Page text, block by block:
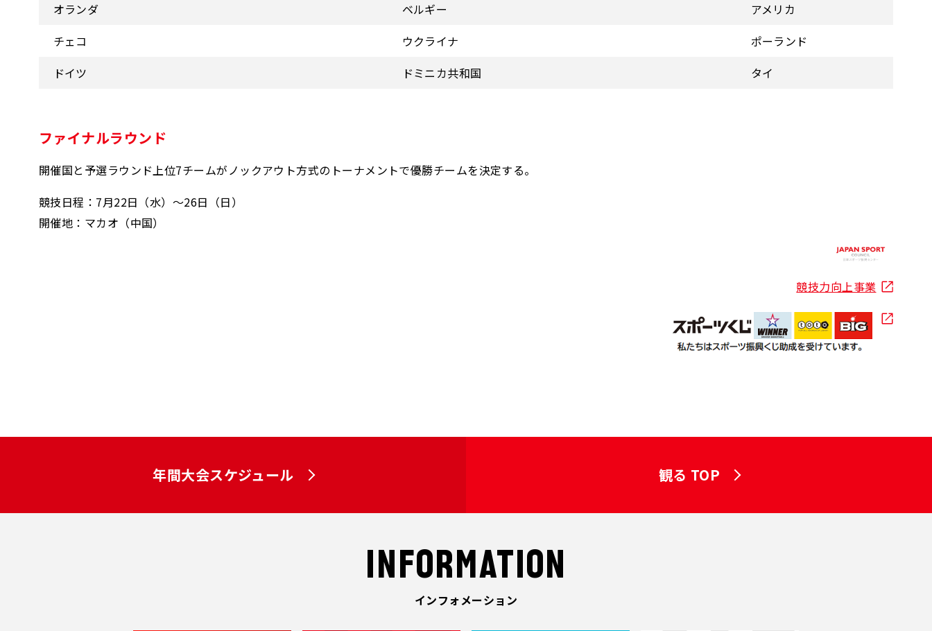
オランダ
ベルギー
アメリカ
チェコ
ウクライナ
ポーランド
ドイツ
ドミニカ共和国 タイ
ファイナルラウンド
開催国と予選ラウンド上位7チームがノックアウト方式のトーナメントで優勝チームを決定する。
競技日程：7月22日（水）～26日（日）
開催地：マカオ（中国）
競技力向上事業
年間大会スケジュール 観る TOP
INFORMATION
インフォメーション